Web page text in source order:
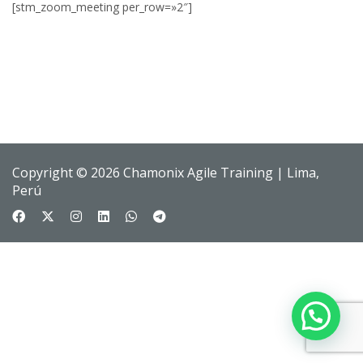
[stm_zoom_meeting per_row=»2″]
Copyright © 2026 Chamonix Agile Training | Lima,
Perú